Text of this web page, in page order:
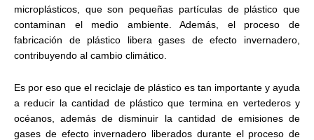
microplásticos, que son pequeñas partículas de plástico que
contaminan el medio ambiente. Además, el proceso de
fabricación de plástico libera gases de efecto invernadero,
contribuyendo al cambio climático.
Es por eso que el reciclaje de plástico es tan importante y ayuda
a reducir la cantidad de plástico que termina en vertederos y
océanos, además de disminuir la cantidad de emisiones de
gases de efecto invernadero liberados durante el proceso de